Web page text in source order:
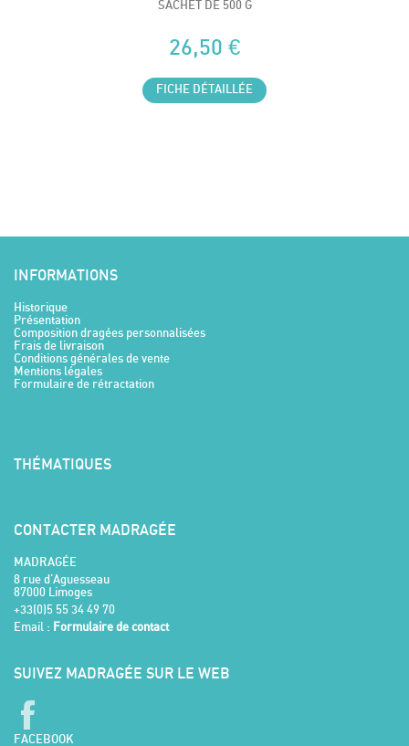
SACHET DE 500 G
26,50 €
FICHE DÉTAILLÉE
INFORMATIONS
Historique
Présentation
Composition dragées personnalisées
Frais de livraison
Conditions générales de vente
Mentions légales
Formulaire de rétractation
THÉMATIQUES
CONTACTER MADRAGÉE
MADRAGÉE
8 rue d'Aguesseau
87000 Limoges
+33(0)5 55 34 49 70
Email : Formulaire de contact
SUIVEZ MADRAGÉE SUR LE WEB
FACEBOOK